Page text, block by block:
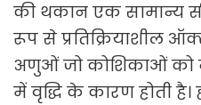
की थकान एक सामान्य
रूप से प्रतिक्रियाशील
अणुओं जो कोशिकाओं को
में वृद्धि के कारण होती है।